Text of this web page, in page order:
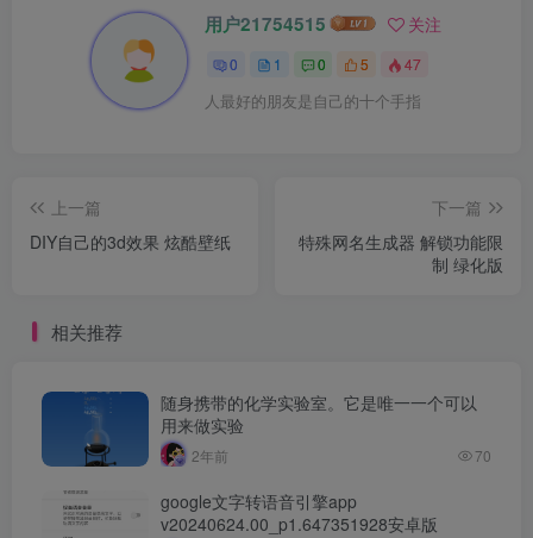
用户21754515 关注
0 1 0 5 47
人最好的朋友是自己的十个手指
上一篇
DIY自己的3d效果 炫酷壁纸
下一篇
特殊网名生成器 解锁功能限
制 绿化版
相关推荐
随身携带的化学实验室。它是唯一一个可以
用来做实验
2年前 70
google文字转语音引擎app
v20240624.00_p1.647351928安卓版